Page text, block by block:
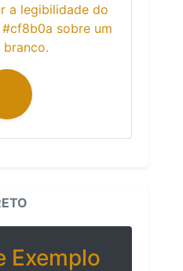
a legibilidade do
sobre um
Exemplo